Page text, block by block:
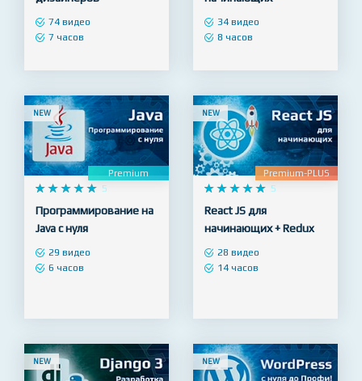
Photoshop для
начинающих Веб-
дизайнеров
Adobe Illustrator с нуля
– основы дизайна для
начинающих
NEW
    
    
Программирование на
Java с нуля
NEW
    
     5
React JS для
начинающих + Redux